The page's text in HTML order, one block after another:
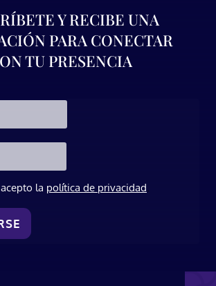
Y RECIBE UNA
PARA CONECTAR
TU PRESENCIA
la política de privacidad.